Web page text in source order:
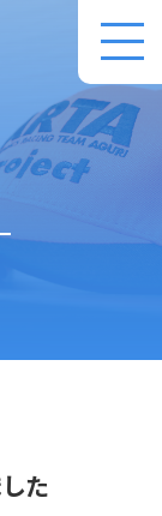
伸和 コ
た